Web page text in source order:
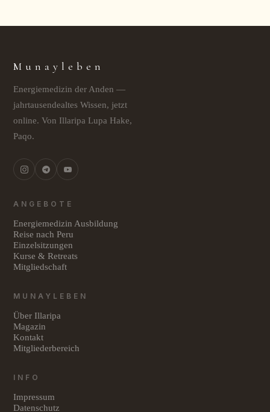
Munayleben
Energiemedizin der Anden —
jahrtausendealtes Wissen, jetzt
online. Von Illaripa Lupa Hake,
Paqo.
ANGEBOTE
Energiemedizin Ausbildung
Reise nach Peru
Einzelsitzungen
Kurse & Retreats
Mitgliedschaft
MUNAYLEBEN
Über Illaripa
Magazin
Kontakt
Mitgliederbereich
INFO
Impressum
Datenschutz